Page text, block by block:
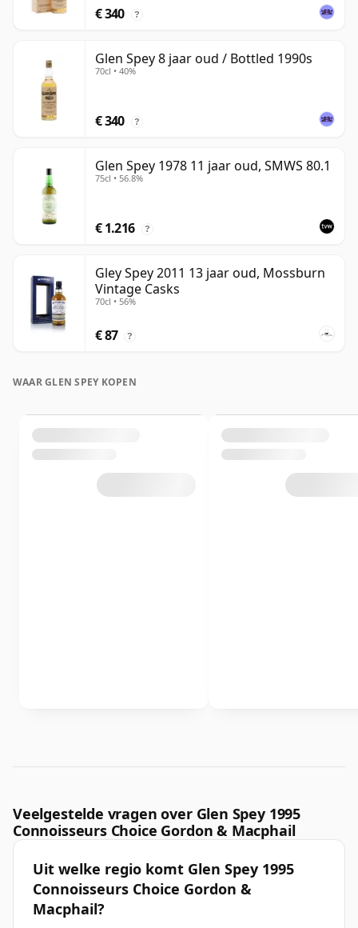
€ 340 ?
Glen Spey 8 jaar oud / Bottled 1990s
70cl • 40%
€ 340 ?
Glen Spey 1978 11 jaar oud, SMWS 80.1
75cl • 56.8%
€ 1.216 ?
Gley Spey 2011 13 jaar oud, Mossburn
Vintage Casks
70cl • 56%
€ 87 ?
WAAR GLEN SPEY KOPEN
Veelgestelde vragen over Glen Spey 1995
Connoisseurs Choice Gordon & Macphail
Uit welke regio komt Glen Spey 1995
Connoisseurs Choice Gordon &
Macphail?